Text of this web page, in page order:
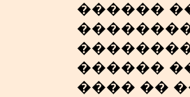
������
������
���� ��